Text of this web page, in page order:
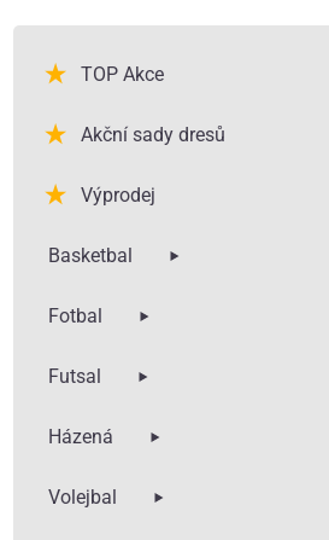
CENÍK DOPRAVY
KONTAKT
TOP Akce
Akční sady dresů
Výprodej
Basketbal
Fotbal
Futsal
Házená
Volejbal